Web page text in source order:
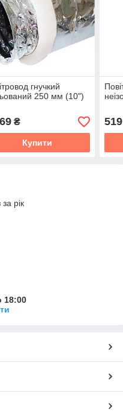
гнучкий
250 мм (10")
₴
Купити
519
рік
18:00